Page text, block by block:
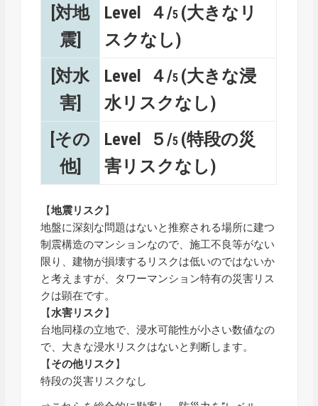
[対地
震]
Level ４/5 (大きなリ
スクなし)
[対水
害]
Level ４/5 (大きな浸
水リスクなし)
[その
他]
Level ５/5 (特段の災
害リスクなし)
【地震リスク 】
地盤に深刻な問題はないと推察される場所に建つ
制震構造のマンションなので、施工不良等がない
限り、建物が損壊するリスクは低いのではないか
と考えますが、タワーマンション特有の災害リス
クは顕在です。
【水害リスク 】
台地同様の立地で、浸水可能性が小さい数値なの
で、大きな浸水リスクはないと判断します。
【その他リスク 】
特段の災害リスクなし